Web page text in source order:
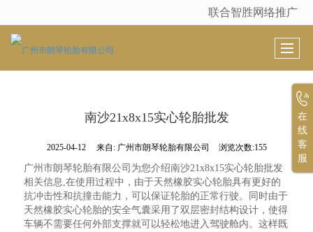
很遗憾，因您的浏览器版本过低导致无法获得最佳浏览体验，推荐下载安装谷歌浏览器！
联合智胜网络推广
南沙21x8x15实心轮胎批发
2025-04-12 来自: 广州市朗琴轮胎有限公司 浏览次数:155
广州市朗琴轮胎有限公司为您介绍南沙21x8x15实心轮胎批发
相关信息,在使用过程中，由于天然橡胶实心轮胎具有更好的
抗冲击性和抗撞击能力，可以保证轮胎的正常行驶。同时由于
天然橡胶实心轮胎的安全气囊采用了双层密封结构设计，使得
车辆不需要任何外部支撑就可以轻松地进入驾驶舱内。这样既
在
线
客
服